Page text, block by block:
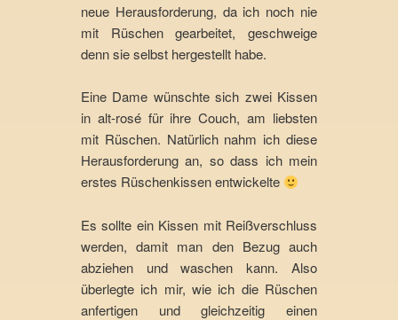
neue Herausforderung, da ich noch nie
mit Rüschen gearbeitet, geschweige
denn sie selbst hergestellt habe.
Eine Dame wünschte sich zwei Kissen
in alt-rosé für ihre Couch, am liebsten
mit Rüschen. Natürlich nahm ich diese
Herausforderung an, so dass ich mein
erstes Rüschenkissen entwickelte
Es sollte ein Kissen mit Reißverschluss
werden, damit man den Bezug auch
abziehen und waschen kann. Also
überlegte ich mir, wie ich die Rüschen
anfertigen und gleichzeitig einen